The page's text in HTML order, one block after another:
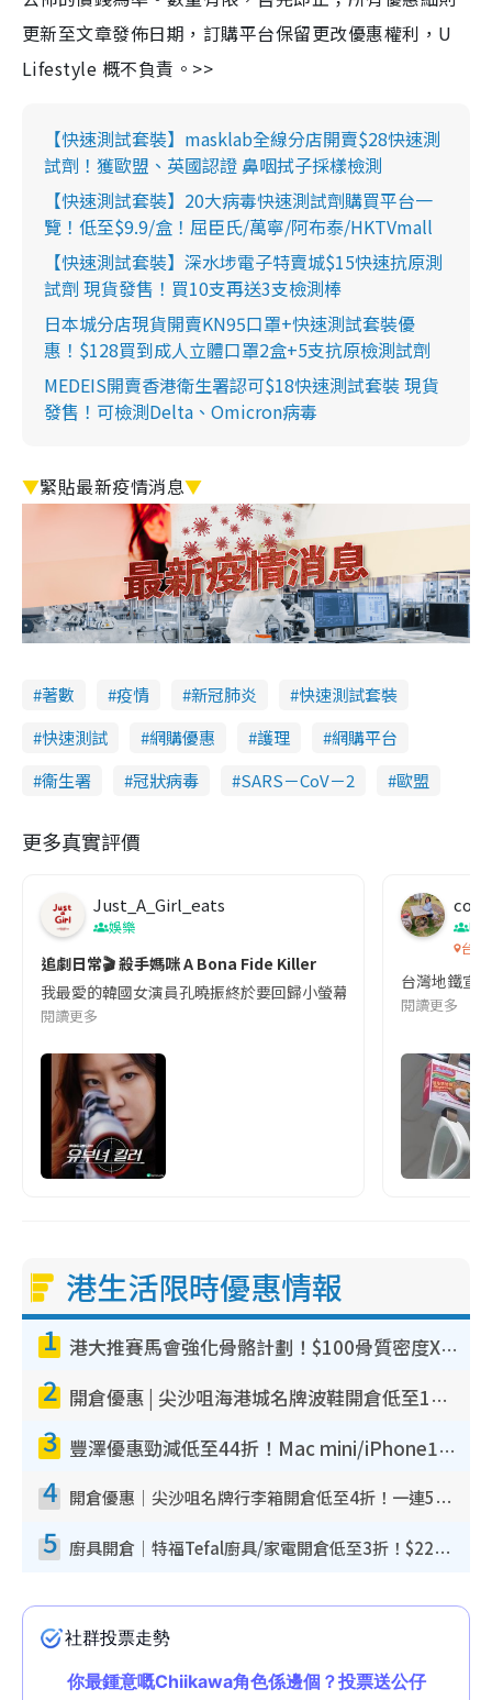
更新至文章發佈日期，訂購平台保留更改優惠權利，U
Lifestyle 概不負責。>>
【快速測試套裝】masklab全線分店開賣$28快速測
試劑！獲歐盟、英國認證 鼻咽拭子採樣檢測
【快速測試套裝】20大病毒快速測試劑購買平台一
覽！低至$9.9/盒！屈臣氏/萬寧/阿布泰/HKTVmall
【快速測試套裝】深水埗電子特賣城$15快速抗原測
試劑 現貨發售！買10支再送3支檢測棒
日本城分店現貨開賣KN95口罩+快速測試套裝優
惠！$128買到成人立體口罩2盒+5支抗原檢測試劑
MEDEIS開賣香港衛生署認可$18快速測試套裝 現貨
發售！可檢測Delta、Omicron病毒
▼緊貼最新疫情消息▼
著數 疫情 新冠肺炎
快速測試套裝
快速測試
網購優惠 護理
網購平台
衞生署
冠狀病毒 SARS－CoV－2 歐盟
更多真實評價
Just_A_Girl_eats
娛樂
追劇日常🎬 殺手媽咪 A Bona Fide Killer
我最愛的韓國女演員孔曉振終於要回歸小螢幕啦!這次的劇本改編
閱讀更多
co
吹
台灣
台灣地鐵宣
閱讀更多
港生活限時優惠情報
1 港大推賽馬會強化骨骼計劃！$100骨質密度X光檢查 完成免費運動訓練送超市禮券！附參加資格
2 開倉優惠 | 尖沙咀海港城名牌波鞋開倉低至1折！On鞋$899起／Joy&Peace鞋履$98起
3 豐澤優惠勁減低至44折！Mac mini/iPhone17Pro大減價！廚房家電$220起
4 開倉優惠｜尖沙咀名牌行李箱開倉低至4折！一連5日 American Tourister/ace./Hallmark $200起！
5 廚具開倉｜特福Tefal廚具/家電開倉低至3折！$220起買平底鍋/炒鑊/湯煲！電飯煲/吸塵機/燙斗$418起